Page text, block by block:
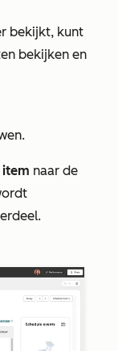
bekijkt, kunt
bekijken en
item naar de